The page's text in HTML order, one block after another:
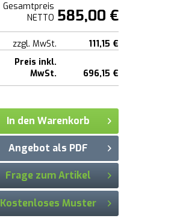
Gesamtpreis
NETTO 585,00 €
zzgl. MwSt.
111,15 €
Preis inkl.
MwSt.
696,15 €
In den Warenkorb
Angebot als PDF
Frage zum Artikel
Kostenloses Muster